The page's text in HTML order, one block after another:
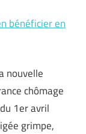
bénéficier en
nouvelle
chômage
1er avril
grimpe,